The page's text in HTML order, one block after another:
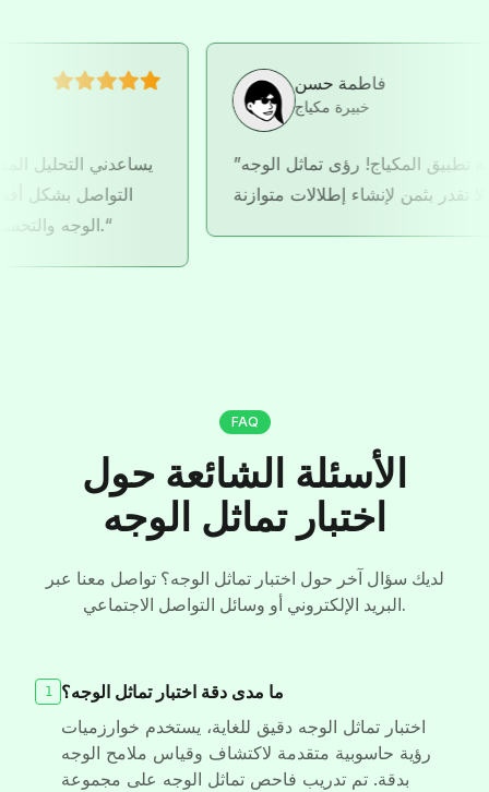
يساعدني التحليل
التواصل
الوجه والتحسينات المحتملة للوجه المتماثل.
فاطمة حسن
خبيرة مكياج
تطبيق المكياج! رؤى تماثل الوجه
FAQ
الأسئلة الشائعة حول
اختبار تماثل الوجه
لديك سؤال آخر حول اختبار تماثل الوجه؟ تواصل معنا عبر
البريد الإلكتروني أو وسائل التواصل الاجتماعي.
1
ما مدى دقة اختبار تماثل الوجه؟
اختبار تماثل الوجه دقيق للغاية، يستخدم خوارزميات
رؤية حاسوبية متقدمة لاكتشاف وقياس ملامح الوجه
بدقة. تم تدريب فاحص تماثل الوجه على مجموعة